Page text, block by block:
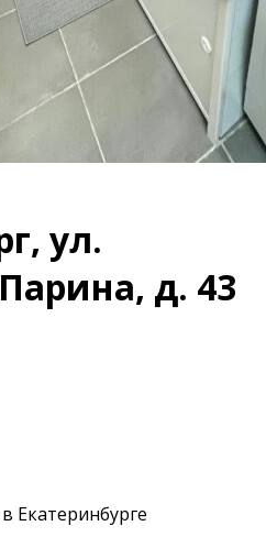
ул.
д. 43
Екатеринбурге